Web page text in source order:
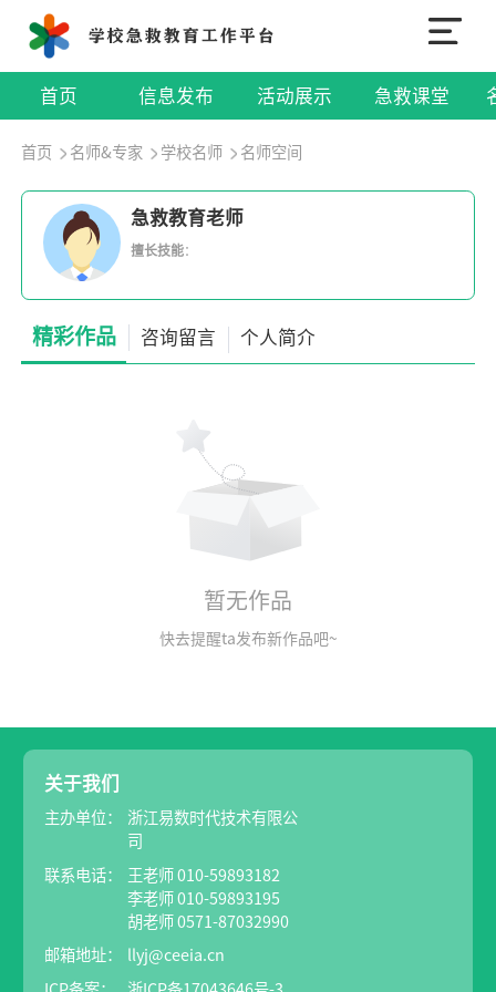
首页 信息发布 活动展示 急救课堂
首页 名师&专家 学校名师 名师空间
急救教育老师
擅长技能：
精彩作品 咨询留言 个人简介
暂无作品
快去提醒ta发布新作品吧~
关于我们
主办单位：
浙江易数时代技术有限公
司
联系电话：
王老师 010-59893182
李老师 010-59893195
胡老师 0571-87032990
邮箱地址： llyj@ceeia.cn